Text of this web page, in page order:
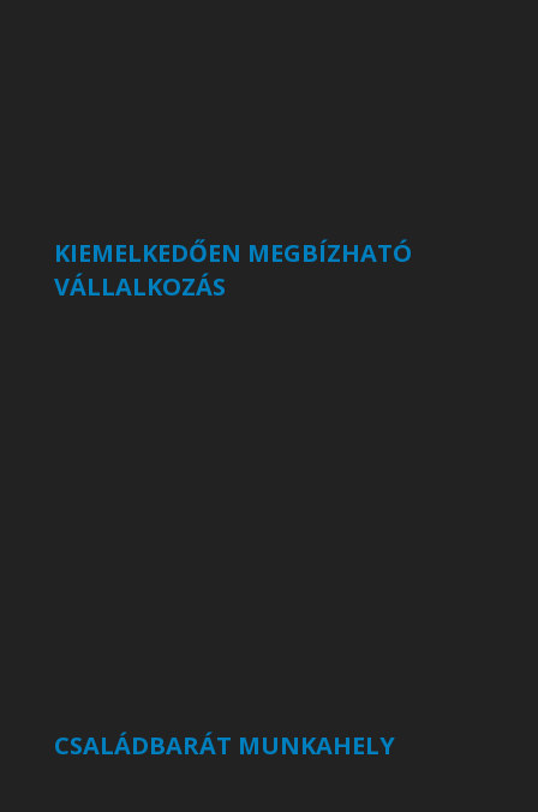
KIEMELKEDŐEN MEGBÍZHATÓ
VÁLLALKOZÁS
CSALÁDBARÁT MUNKAHELY